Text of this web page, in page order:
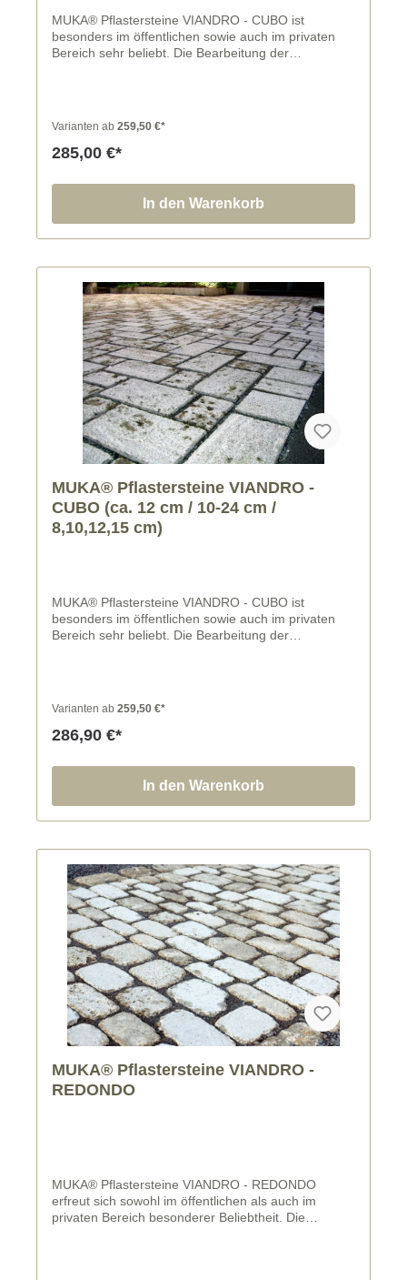
MUKA® Pflastersteine VIANDRO - CUBO ist
besonders im öffentlichen sowie auch im privaten
Bereich sehr beliebt. Die Bearbeitung der
schöne Pflasterfläche gut kombinieren.
Varianten ab 259,50 €*
285,00 €*
In den Warenkorb
MUKA® Pflastersteine VIANDRO -
CUBO (ca. 12 cm / 10-24 cm /
8,10,12,15 cm)
MUKA® Pflastersteine VIANDRO - CUBO ist
besonders im öffentlichen sowie auch im privaten
Bereich sehr beliebt. Die Bearbeitung der
schöne Pflasterfläche gut kombinieren.
Varianten ab 259,50 €*
286,90 €*
In den Warenkorb
MUKA® Pflastersteine VIANDRO -
REDONDO
MUKA® Pflastersteine VIANDRO - REDONDO
erfreut sich sowohl im öffentlichen als auch im
privaten Bereich besonderer Beliebtheit. Die